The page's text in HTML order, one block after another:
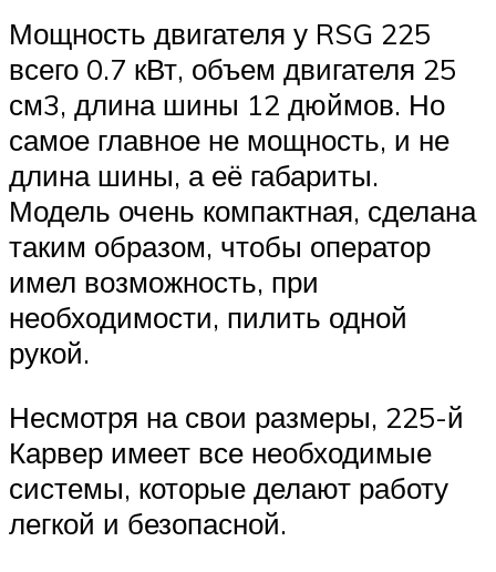
Мощность двигателя у RSG 225
всего 0.7 кВт, объем двигателя 25
см3, длина шины 12 дюймов. Но
самое главное не мощность, и не
длина шины, а её габариты.
Модель очень компактная, сделана
таким образом, чтобы оператор
имел возможность, при
необходимости, пилить одной
рукой.
Несмотря на свои размеры, 225-й
Карвер имеет все необходимые
системы, которые делают работу
легкой и безопасной.